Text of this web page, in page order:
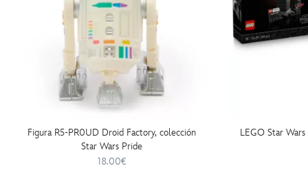
Figura R5-PR0UD Droid Factory, colección
Star Wars Pride
18.00€
LEGO Star